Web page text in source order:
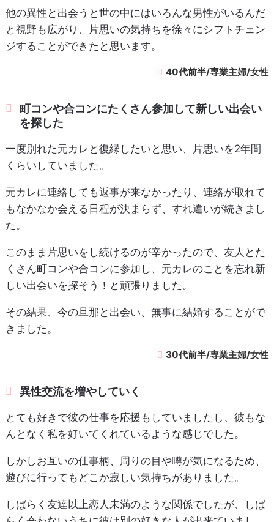
他の異性と出会うと世の中にはいろんな男性がいるんだ
と視野も広がり、片思いの気持ちを徐々にシフトチェン
ジすることができたと思います。
40代前半/専業主婦/女性
町コンや合コンにたくさん参加して新しい出会い
を探した
一度別れた元カレと復縁したいと思い、片思いを2年間
くらいしていました。
元カレに連絡しても返事が来なかったり、連絡が取れて
もなかなか会える日程が決まらず、すれ違いが続きまし
た。
このまま片思いをし続けるのが辛かったので、友人とた
くさん町コンや合コンに参加し、元カレのことを忘れ新
しい出会いを探そう！と頑張りました。
その結果、今の旦那と出会い、無事に結婚することがで
きました。
30代前半/専業主婦/女性
異性交流を増やしていく
とても好きで彼の仕事を応援もしていましたし、彼もな
んとなく私を好いてくれているような感じでした。
しかしお互いの仕事柄、周りの目や噂が気になるため、
遊びに行ってもどこか寂しい気持ちがありました。
しばらく友達以上恋人未満のような関係でしたが、しば